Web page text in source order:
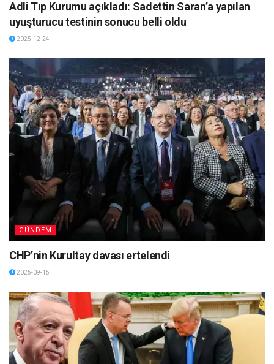
Adli Tıp Kurumu açıkladı: Sadettin Saran’a yapılan
uyuşturucu testinin sonucu belli oldu
2025-12-24
GÜNDEM
CHP’nin Kurultay davası ertelendi
2025-09-15